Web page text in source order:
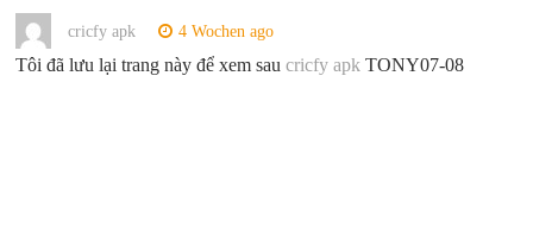
cricfy apk 4 Wochen ago
Tôi đã lưu lại trang này để xem saucricfy apk TONY07-08